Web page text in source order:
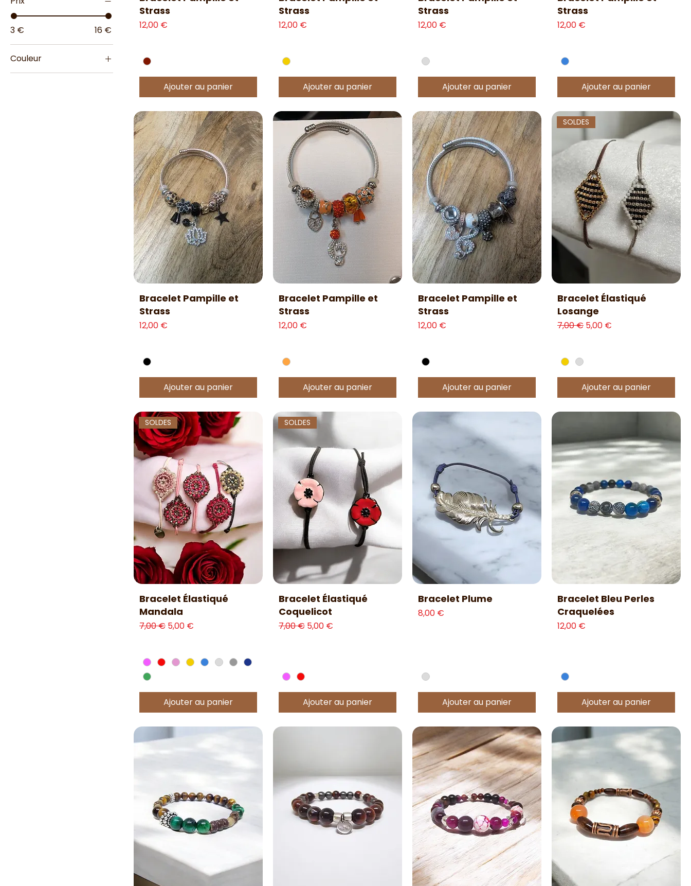
3 € 16 €
Couleur
Strass
Prix
12,00 €
Ajouter au panier
Strass
Prix
12,00 €
Ajouter au panier
Strass
Prix
12,00 €
Ajouter au panier
Strass
Prix
12,00 €
Ajouter au panier
Aperçu rapide
Bracelet Pampille et
Strass
Prix
12,00 €
Ajouter au panier
Aperçu rapide
Bracelet Pampille et
Strass
Prix
12,00 €
Ajouter au panier
Aperçu rapide
Bracelet Pampille et
Strass
Prix
12,00 €
Ajouter au panier
Aperçu rapide
SOLDES
Bracelet Élastiqué
Losange
Prix original
7,00 € Prix promotionnel
5,00 €
Ajouter au panier
Aperçu rapide
SOLDES
Bracelet Élastiqué
Mandala
Prix original
7,00 € Prix promotionnel
5,00 €
Ajouter au panier
Aperçu rapide
SOLDES
Bracelet Élastiqué
Coquelicot
Prix original
7,00 € Prix promotionnel
5,00 €
Ajouter au panier
Aperçu rapide
Bracelet Plume
Prix
8,00 €
Ajouter au panier
Aperçu rapide
Bracelet Bleu Perles
Craquelées
Prix
12,00 €
Ajouter au panier